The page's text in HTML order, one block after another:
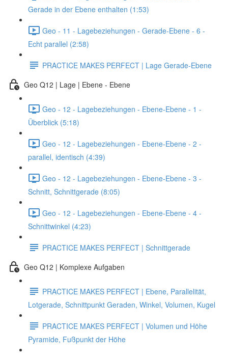
Gerade in der Ebene enthalten (1:53)
Geo - 11 - Lagebeziehungen - Gerade-Ebene - 6 -
Echt parallel (2:58)
PRACTICE MAKES PERFECT | Lage Gerade-Ebene
Geo Q12 | Lage | Ebene - Ebene
Geo - 12 - Lagebeziehungen - Ebene-Ebene - 1 -
Überblick (5:18)
Geo - 12 - Lagebeziehungen - Ebene-Ebene - 2 -
parallel, identisch (4:39)
Geo - 12 - Lagebeziehungen - Ebene-Ebene - 3 -
Schnitt, Schnittgerade (8:05)
Geo - 12 - Lagebeziehungen - Ebene-Ebene - 4 -
Schnittwinkel (4:23)
PRACTICE MAKES PERFECT | Schnittgerade
Geo Q12 | Komplexe Aufgaben
PRACTICE MAKES PERFECT | Ebene, Parallelität,
Lotgerade, Schnittpunkt Geraden, Winkel, Volumen, Kugel
PRACTICE MAKES PERFECT | Volumen und Höhe
Pyramide, Fußpunkt der Höhe